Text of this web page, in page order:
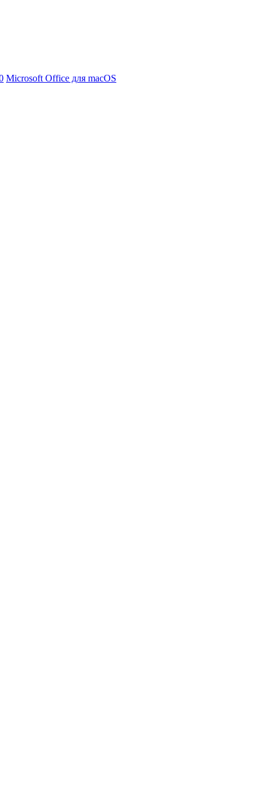
Microsoft Office для macOS